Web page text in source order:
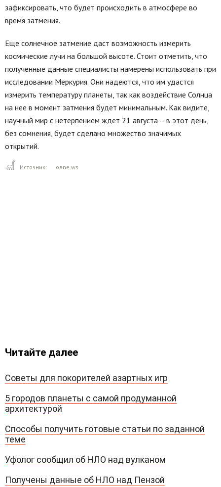
зафиксировать, что будет происходить в атмосфере во
время затмения.
Еще солнечное затмение даст возможность измерить
космические лучи на большой высоте. Стоит отметить, что
полученные данные специалисты намерены использовать при
исследовании Меркурия. Они надеются, что им удастся
измерить температуру планеты, так как воздействие Солнца
на нее в момент затмения будет минимальным. Как видите,
научный мир с нетерпением ждет 21 августа – в этот день,
без сомнения, будет сделано множество значимых
открытий.
Источник: oane.ws
Читайте далее
Советы для покорителей азартных игр
5 городов планеты с самой продуманной
архитектурой
Способы получить готовые статьи по заданной
теме
Уфолог сообщил об НЛО над вулканом
Получены данные об НЛО над Пензой